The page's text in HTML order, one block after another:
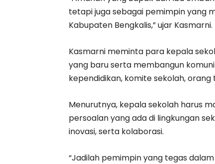
tetapi juga sebagai pemimpin yang
Kabupaten Bengkalis,” ujar Kasmarni.
Kasmarni meminta para kepala
yang baru serta membangun
kependidikan, komite sekolah,
Menurutnya, kepala sekolah harus
persoalan yang ada di lingkungan
inovasi, serta kolaborasi.
“Jadilah pemimpin yang tegas